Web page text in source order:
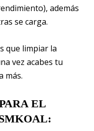
además
se carga.
que limpiar la
vez acabes tu
más.
EL